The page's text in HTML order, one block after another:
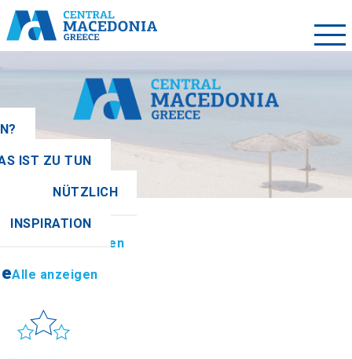
IST ZU TUN
NÜTZLICH
Alle anzeigen
get there
INSPIRATION
Alle anzeigen